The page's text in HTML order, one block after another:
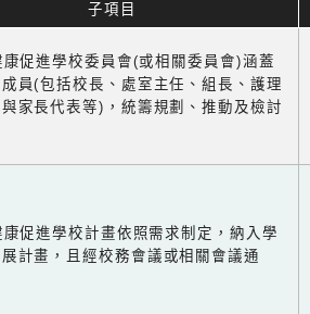
子項目
促進學校委員會(或相關委員會)涵蓋
員(包括校長、處室主任、組長、護理
家長代表等)，統籌規劃、推動及檢討
促進學校計畫依照需求制定，納入學
計畫，且經校務會議或相關會議通